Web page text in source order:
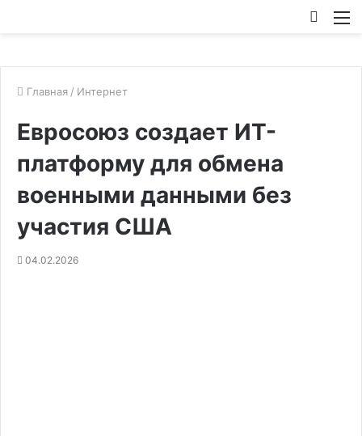
Главная / Интернет
Евросоюз создает ИТ-
платформу для обмена
военными данными без
участия США
04.02.2026